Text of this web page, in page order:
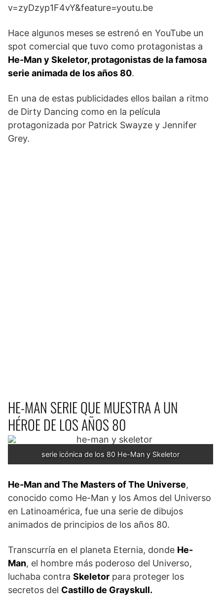
v=zyDzyp1F4vY&feature=youtu.be
Hace algunos meses se estrenó en YouTube un
spot comercial que tuvo como protagonistas a
He-Man y Skeletor, protagonistas de la famosa
serie animada de los años 80.
En una de estas publicidades ellos bailan a ritmo
de Dirty Dancing como en la película
protagonizada por Patrick Swayze y Jennifer
Grey.
HE-MAN SERIE QUE MUESTRA A UN
HÉROE DE LOS AÑOS 80
serie icónica de los 80 He-Man y Skeletor
He-Man and The Masters of The Universe,
conocido como He-Man y los Amos del Universo
en Latinoamérica, fue una serie de dibujos
animados de principios de los años 80.
Transcurría en el planeta Eternia, donde He-
Man, el hombre más poderoso del Universo,
luchaba contra Skeletor para proteger los
secretos del Castillo de Grayskull.